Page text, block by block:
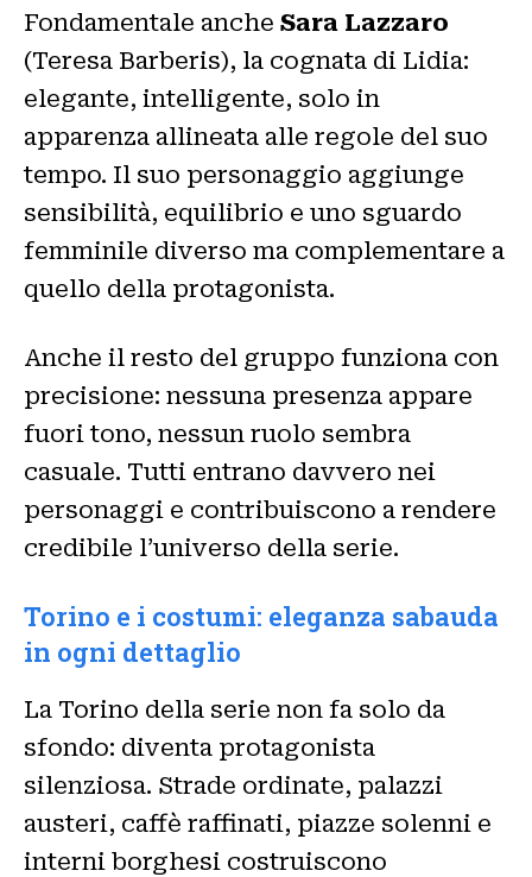
Fondamentale anche Sara Lazzaro
(Teresa Barberis), la cognata di Lidia:
elegante, intelligente, solo in
apparenza allineata alle regole del suo
tempo. Il suo personaggio aggiunge
sensibilità, equilibrio e uno sguardo
femminile diverso ma complementare a
quello della protagonista.
Anche il resto del gruppo funziona con
precisione: nessuna presenza appare
fuori tono, nessun ruolo sembra
casuale. Tutti entrano davvero nei
personaggi e contribuiscono a rendere
credibile l’universo della serie.
Torino e i costumi: eleganza sabauda
in ogni dettaglio
La Torino della serie non fa solo da
sfondo: diventa protagonista
silenziosa. Strade ordinate, palazzi
austeri, caffè raffinati, piazze solenni e
interni borghesi costruiscono